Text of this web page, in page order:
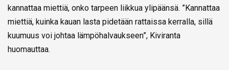
kannattaa miettiä, onko tarpeen liikkua ylipäänsä. ”Kannattaa
miettiä, kuinka kauan lasta pidetään rattaissa kerralla, sillä
kuumuus voi johtaa lämpöhalvaukseen”, Kiviranta
huomauttaa.